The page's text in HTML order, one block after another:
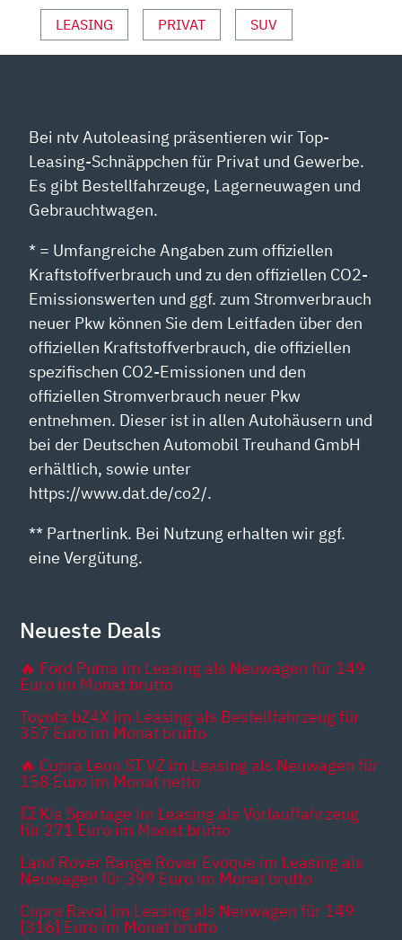
LEASING PRIVAT SUV
Bei ntv Autoleasing präsentieren wir Top-
Leasing-Schnäppchen für Privat und Gewerbe.
Es gibt Bestellfahrzeuge, Lagerneuwagen und
Gebrauchtwagen.
* = Umfangreiche Angaben zum offiziellen
Kraftstoffverbrauch und zu den offiziellen CO2-
Emissionswerten und ggf. zum Stromverbrauch
neuer Pkw können Sie dem Leitfaden über den
offiziellen Kraftstoffverbrauch, die offiziellen
spezifischen CO2-Emissionen und den
offiziellen Stromverbrauch neuer Pkw
entnehmen. Dieser ist in allen Autohäusern und
bei der Deutschen Automobil Treuhand GmbH
erhältlich, sowie unter
https://www.dat.de/co2/.
** Partnerlink. Bei Nutzung erhalten wir ggf.
eine Vergütung.
Neueste Deals
🔥 Ford Puma im Leasing als Neuwagen für 149
Euro im Monat brutto
Toyota bZ4X im Leasing als Bestellfahrzeug für
357 Euro im Monat brutto
🔥 Cupra Leon ST VZ im Leasing als Neuwagen für
158 Euro im Monat netto
💥 Kia Sportage im Leasing als Vorlauffahrzeug
für 271 Euro im Monat brutto
Land Rover Range Rover Evoque im Leasing als
Neuwagen für 399 Euro im Monat brutto
Cupra Raval im Leasing als Neuwagen für 149
[316] Euro im Monat brutto